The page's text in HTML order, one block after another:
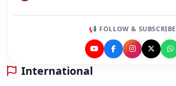
📢 FOLLOW & SUBSCRIBE
International